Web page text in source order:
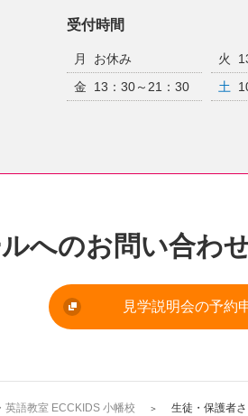
受付時間
月 お休み 火
金
13：30～21：30 土
へのお問い合わ
見学説明会の予約
英語教室 ECCKIDS 小幡校 生徒・保護者